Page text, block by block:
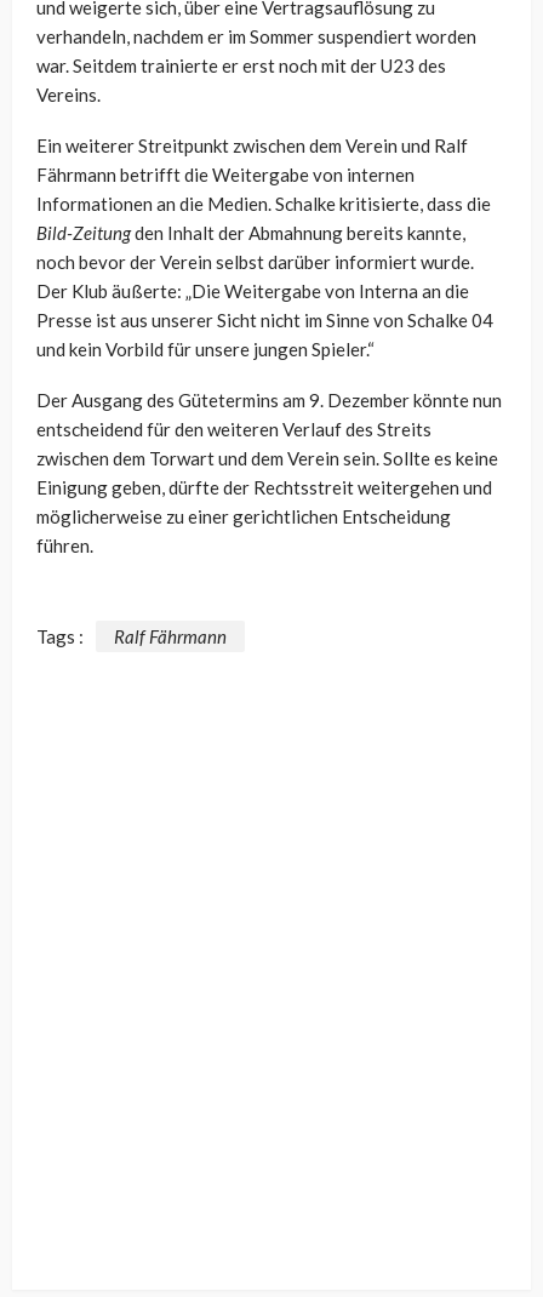
und weigerte sich, über eine Vertragsauflösung zu
verhandeln, nachdem er im Sommer suspendiert worden
war. Seitdem trainierte er erst noch mit der U23 des
Vereins.
Ein weiterer Streitpunkt zwischen dem Verein und Ralf
Fährmann betrifft die Weitergabe von internen
Informationen an die Medien. Schalke kritisierte, dass die
Bild-Zeitungden Inhalt der Abmahnung bereits kannte,
noch bevor der Verein selbst darüber informiert wurde.
Der Klub äußerte: „Die Weitergabe von Interna an die
Presse ist aus unserer Sicht nicht im Sinne von Schalke 04
und kein Vorbild für unsere jungen Spieler.“
Der Ausgang des Gütetermins am 9. Dezember könnte nun
entscheidend für den weiteren Verlauf des Streits
zwischen dem Torwart und dem Verein sein. Sollte es keine
Einigung geben, dürfte der Rechtsstreit weitergehen und
möglicherweise zu einer gerichtlichen Entscheidung
führen.
Tags : Ralf Fährmann